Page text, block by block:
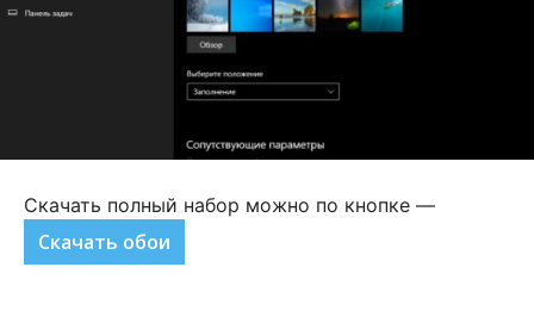
Скачать полный набор можно по кнопке —
Скачать обои